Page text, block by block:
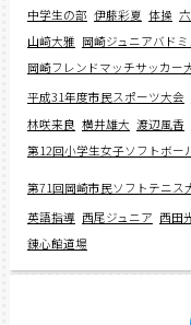
中学生の部 伊藤彩夏 体操
山﨑大雅 岡崎ジュニアバド
岡崎フレンドマッチサッカー
平成31年度市民スポーツ大会
林咲来良 横井雄大 渡辺風香
第12回小学生女子ソフトボー
第71回岡崎市民ソフトテニス
英語指導 西尾ジュニア 西田
錬心館道場